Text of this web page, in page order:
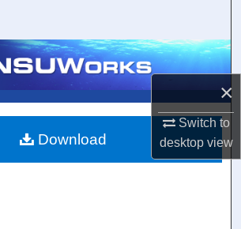
×
Switch to
desktopview
Collections
About
Download